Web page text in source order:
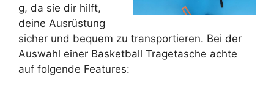
g, da sie dir hilft,
deine Ausrüstung
sicher und bequem zu transportieren. Bei der
Auswahl einer Basketball Tragetasche achte
auf folgende Features: